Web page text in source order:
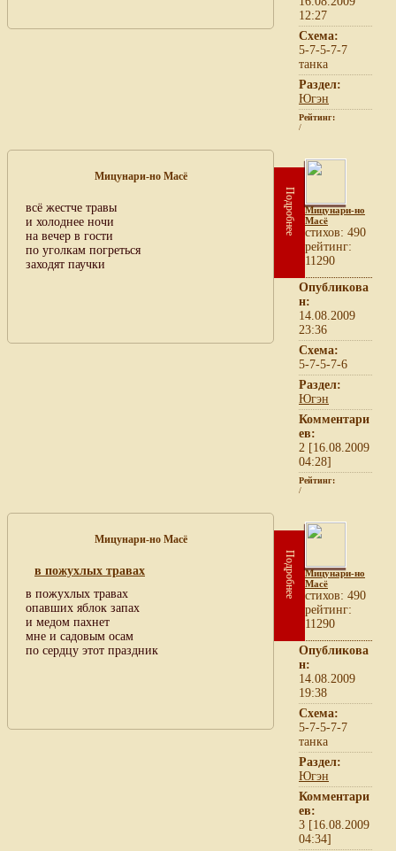
12:27
Схема:
5-7-5-7-7
танка
Раздел:
Югэн
Рейтинг:
/
Мицунари-но Масё
всё жестче травы
и холоднее ночи
на вечер в гости
по уголкам погреться
заходят паучки
Подробнее
Мицунари-но
Масё
cтихов: 490
рейтинг:
11290
Опубликова
н:
14.08.2009
23:36
Схема:
5-7-5-7-6
Раздел:
Югэн
Комментари
ев:
2 [16.08.2009
04:28]
Рейтинг:
/
Мицунари-но Масё
в пожухлых травах
в пожухлых травах
опавших яблок запах
и медом пахнет
мне и садовым осам
по сердцу этот праздник
Подробнее
Мицунари-но
Масё
cтихов: 490
рейтинг:
11290
Опубликова
н:
14.08.2009
19:38
Схема:
5-7-5-7-7
танка
Раздел:
Югэн
Комментари
ев:
3 [16.08.2009
04:34]